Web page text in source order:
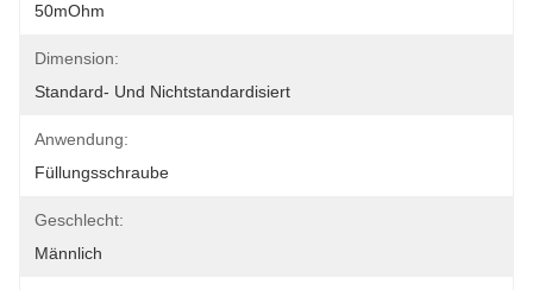
50mOhm
Dimension:
Standard- Und Nichtstandardisiert
Anwendung:
Füllungsschraube
Geschlecht:
Männlich